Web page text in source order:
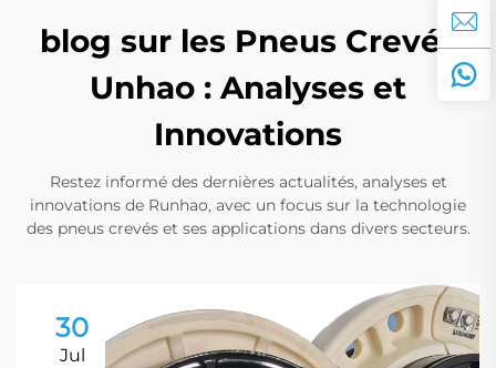
blog sur les Pneus Crevés
Unhao : Analyses et
Innovations
Restez informé des dernières actualités, analyses et
innovations de Runhao, avec un focus sur la technologie
des pneus crevés et ses applications dans divers secteurs.
30
Jul